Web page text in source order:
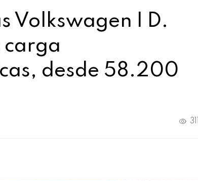
Volkswagen I D.
carga
desde 58.200
3111